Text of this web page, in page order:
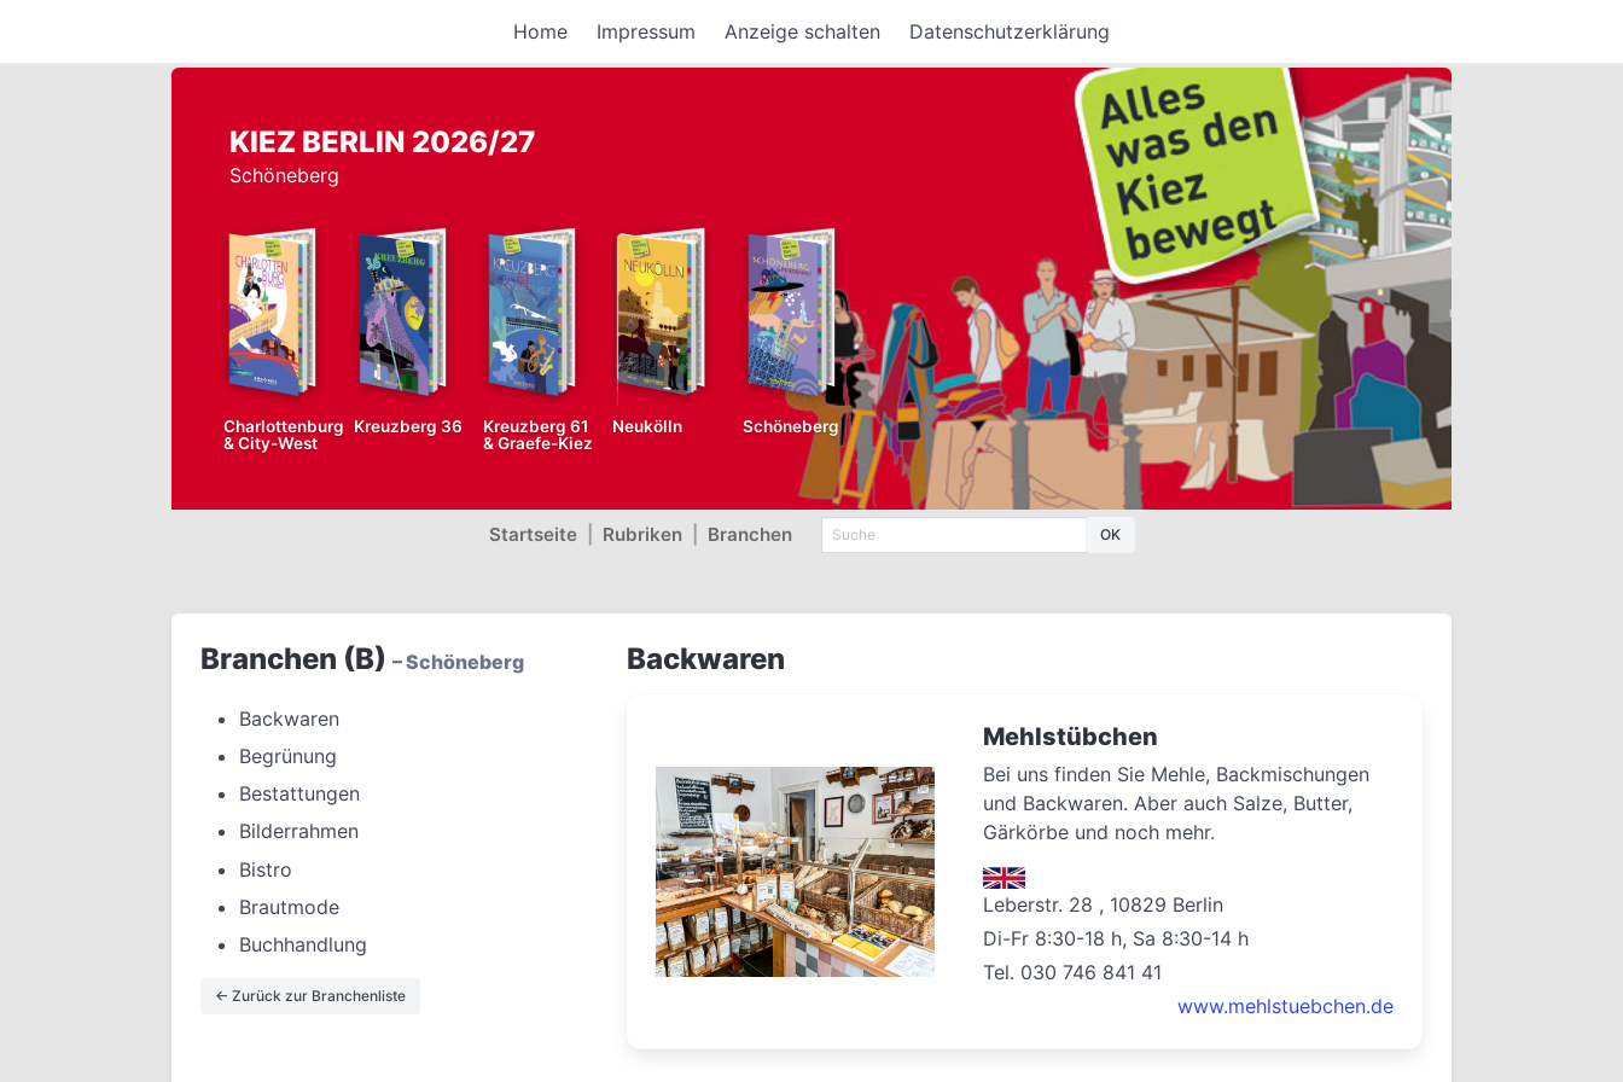
Home Impressum Anzeige schalten Datenschutzerklärung
KIEZ BERLIN 2026/27
Schöneberg
Charlottenburg
& City-West
Kreuzberg 36
Kreuzberg 61
& Graefe-Kiez
Neukölln Schöneberg
Startseite Rubriken Branchen OK
Branchen (B) – Schöneberg
Backwaren
Begrünung
Bestattungen
Bilderrahmen
Bistro
Brautmode
Buchhandlung
← Zurück zur Branchenliste
Backwaren
Mehlstübchen
Bei uns finden Sie Mehle, Backmischungen
und Backwaren. Aber auch Salze, Butter,
Gärkörbe und noch mehr.
Leberstr. 28 , 10829 Berlin
Di-Fr 8:30-18 h, Sa 8:30-14 h
Tel. 030 746 841 41
www.mehlstuebchen.de